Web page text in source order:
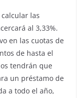
las
al 3,33%.
en las cuotas de
de hasta el
tendrán que
un préstamo de
a todo el año,